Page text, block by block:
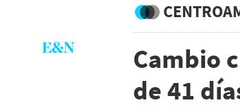
Cambio
de 41